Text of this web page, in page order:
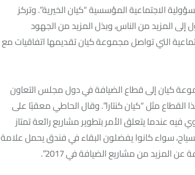
الاجتماعية المؤسسية “كيان الخيرية”. وتركز
الجهود التي أطلقتها في العام 2016 للوصول إلى المزيد من الناس، وبذل المزيد من الجهود
التي تواصل مجموعة كيان تقديمها اتفاقيات مع
الاستراتيجي في العام 2016 دخول مجموعة كيان إلى قطاع الضيافة في دول مجلس التعاون
مثل “كيان كنتارا”. وقال الحاطي معقبًا على
عندما يتعلق الأمر بتطوير مشاريع رائعة تمتاز
سواء كانوا يفضلون البقاء في فندق يحمل علامة
المزيد من مشاريع الضيافة في 2017”.